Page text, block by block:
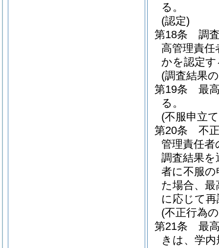
る。
(認定)
第18条
調
高管理責
かを認定
(調査結果
第19条
最
る。
(不服申立
第20条
不
管理責任
調査結果
者に不服
た場合、
に応じて
(不正行為
第21条
最
きは、学